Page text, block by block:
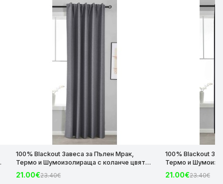
100% Blackout Завеса за Пълен Мрак,
Термо и Шумоизолираща с коланче цвят
Тъмно Сив, 175х140 и 245х140 за Релса и
Корниз код-2023600-008
21.00€23.40€
100% Blackout
Термо и
Черен, 175х140 и
Корниз код-
21.00€23.40€